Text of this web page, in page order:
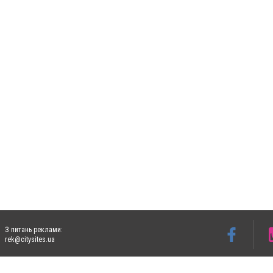
З питань реклами:
rek@citysites.ua